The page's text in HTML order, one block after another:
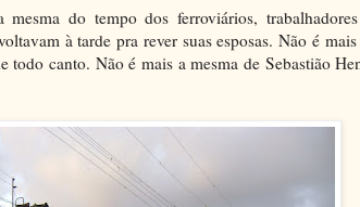
do tempo dos ferroviários,
à tarde pra rever suas esposas. Não é
todo canto. Não é mais a mesma de Sebastião